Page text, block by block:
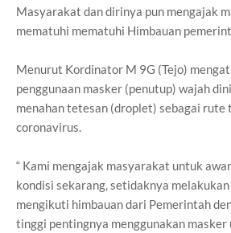
Masyarakat dan dirinya pun mengajak
mematuhi mematuhi Himbauan
Menurut Kordinator M 9G (Tejo)
penggunaan masker (penutup) wajah
menahan tetesan (droplet) sebagai rute
coronavirus.
“ Kami mengajak masyarakat untuk
kondisi sekarang, setidaknya
mengikuti himbauan dari Pemerintah
tinggi pentingnya menggunakan